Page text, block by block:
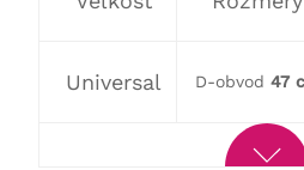
Universal D-obvod 47